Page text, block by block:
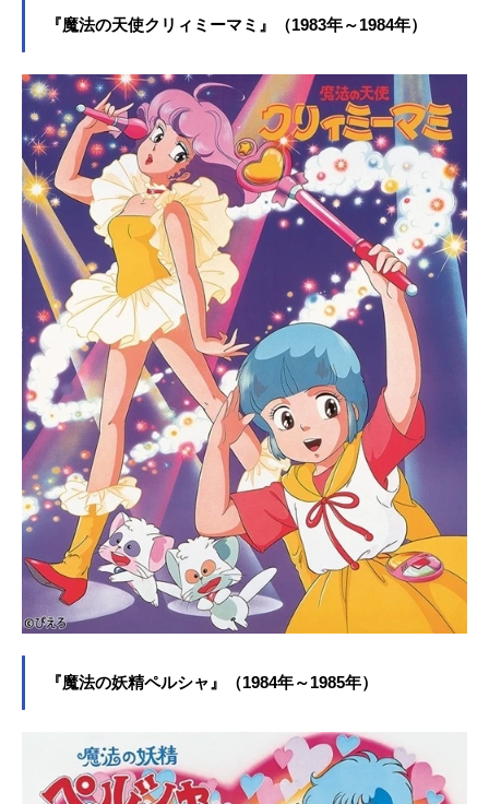
『魔法の天使クリィミーマミ』（1983年～1984年）
『魔法の妖精ペルシャ』（1984年～1985年）